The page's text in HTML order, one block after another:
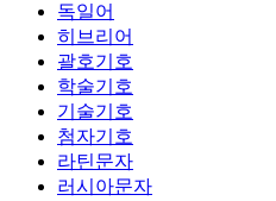
독일어
히브리어
괄호기호
학술기호
기술기호
첨자기호
라틴문자
러시아문자